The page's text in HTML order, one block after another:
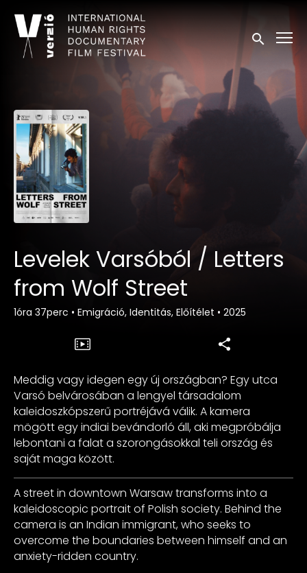
Kisegítő lehetőségek linkek
Keresés
Levelek Varsóból / Letters
from Wolf Street
1óra 37perc • Emigráció, Identitás, Előítélet • 2025
Meddig vagy idegen egy új országban? Egy utca
Varsó belvárosában a lengyel társadalom
kaleidoszkópszerű portréjává válik. A kamera
mögött egy indiai bevándorló áll, aki megpróbálja
lebontani a falat a szorongásokkal teli ország és
saját maga között.
A street in downtown Warsaw transforms into a
kaleidoscopic portrait of Polish society. Behind the
camera is an Indian immigrant, who seeks to
overcome the boundaries between himself and an
anxiety-ridden country.